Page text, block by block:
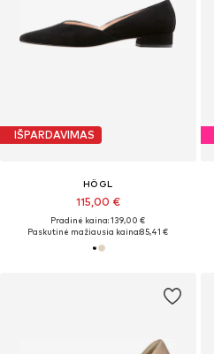
IŠPARDAVIMAS
HÖGL
115,00 €
Pradinė kaina: 139,00 €
Paskutinė mažiausia kaina:85,41 €